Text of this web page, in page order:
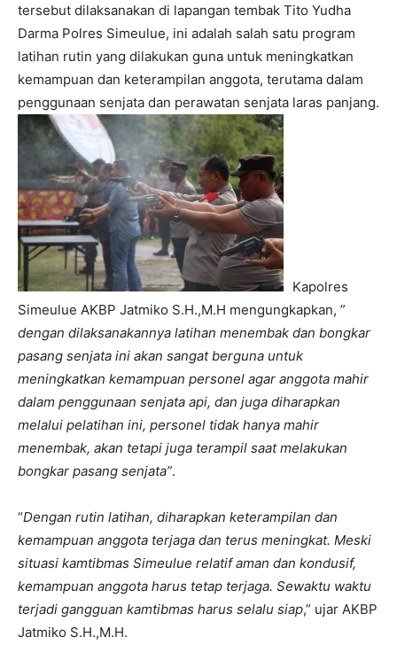
tersebut dilaksanakan di lapangan tembak Tito Yudha
Darma Polres Simeulue, ini adalah salah satu program
latihan rutin yang dilakukan guna untuk meningkatkan
kemampuan dan keterampilan anggota, terutama dalam
penggunaan senjata dan perawatan senjata laras panjang.
Kapolres
Simeulue AKBP Jatmiko S.H.,M.H mengungkapkan, ”
dengan dilaksanakannya latihan menembak dan bongkar
pasang senjata ini akan sangat berguna untuk
meningkatkan kemampuan personel agar anggota mahir
dalam penggunaan senjata api, dan juga diharapkan
melalui pelatihan ini, personel tidak hanya mahir
menembak, akan tetapi juga terampil saat melakukan
bongkar pasang senjata”.
“Dengan rutin latihan, diharapkan keterampilan dan
kemampuan anggota terjaga dan terus meningkat. Meski
situasi kamtibmas Simeulue relatif aman dan kondusif,
kemampuan anggota harus tetap terjaga. Sewaktu waktu
terjadi gangguan kamtibmas harus selalu siap,” ujar AKBP
Jatmiko S.H.,M.H.